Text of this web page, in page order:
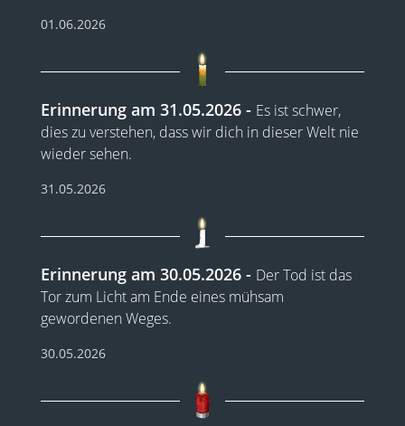
01.06.2026
Erinnerung am 31.05.2026
Es ist schwer,
dies zu verstehen, dass wir dich in dieser Welt nie
wieder sehen.
31.05.2026
Erinnerung am 30.05.2026
Der Tod ist das
Tor zum Licht am Ende eines mühsam
gewordenen Weges.
30.05.2026